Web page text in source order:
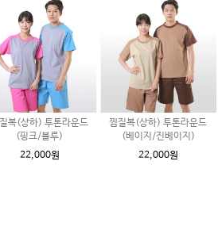
복(상하) 투톤라운드
(핑크/블루)
22,000원
찜질복(상하) 투톤라운드
(베이지/진베이지)
22,000원